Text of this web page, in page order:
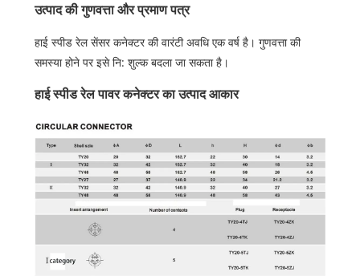
उत्पाद की गुणवत्ता और प्रमाण पत्र
हाई स्पीड रेल सेंसर कनेक्टर की वारंटी अवधि एक वर्ष है। गुणवत्ता की
समस्या होने पर इसे नि: शुल्क बदला जा सकता है।
हाई स्पीड रेल पावर कनेक्टर का उत्पाद आकार